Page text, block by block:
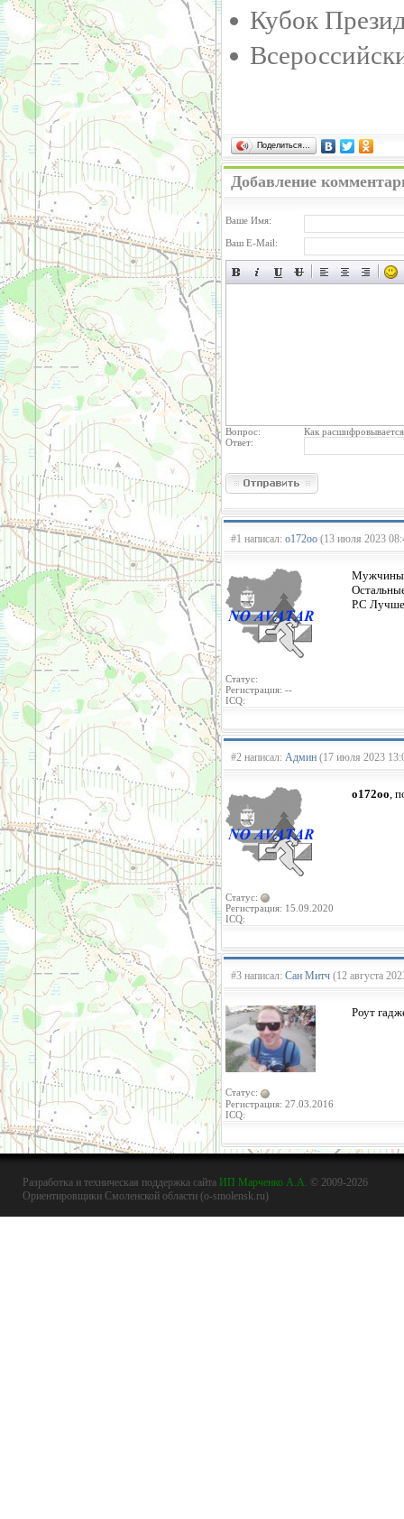
Кубок
Поделиться…
Добавление
Ваше Имя:
Ваш E-Mail:
Вопрос:
Как
Ответ:
#1 написал: o172oo (13 июля 2023
Статус:
Регистрация: --
ICQ:
Мужчины
Р.С
#2 написал: Админ (17 июля 2023
Статус:
Регистрация: 15.09.2020
ICQ:
o172oo,
#3 написал: Сан Митч (12 августа
Статус:
Регистрация: 27.03.2016
ICQ:
Роут
Разработка и техническая поддержка сайта ИП Марченко А.А. © 2009-2026
Ориентировщики Смоленской области (o-smolensk.ru)